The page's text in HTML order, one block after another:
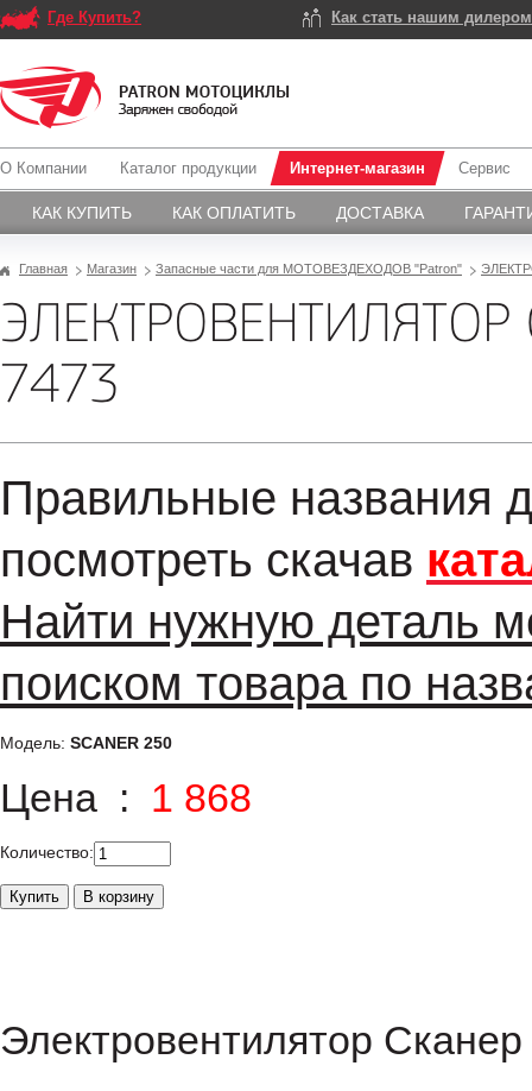
Где Купить? Как стать нашим
О Компании Каталог продукции Интернет-магазин
КАК КУПИТЬ КАК ОПЛАТИТЬ ДОСТАВКА
Сервис
Главная Магазин Запасные части для МОТОВЕЗДЕХОДОВ "Patron"
7473
Правильные названия
посмотреть скачав
Найти нужную деталь
поиском товара по
Модель: SCANER 250
Цена : 1 868
Количество:
Электровентилятор